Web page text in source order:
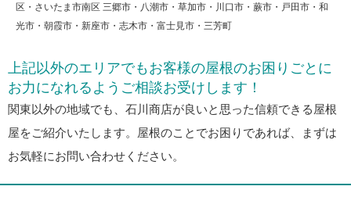
区・さいたま市南区 三郷市・八潮市・草加市・川口市・蕨市・戸田市・和
光市・朝霞市・新座市・志木市・富士見市・三芳町
上記以外のエリアでもお客様の屋根のお困りごとに
お力になれるようご相談お受けします！
関東以外の地域でも、石川商店が良いと思った信頼できる屋根
屋をご紹介いたします。屋根のことでお困りであれば、まずは
お気軽にお問い合わせください。